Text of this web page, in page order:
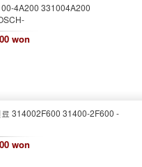
4A200 331004A200
won
314002F600 31400-2F600 -
won